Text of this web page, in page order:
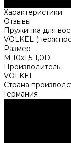
Характеристики
Отзывы
Пружинка для
VOLKEL
Размер
M 10х1,5-1,0D
Производитель
VOLKEL
Страна
Германия